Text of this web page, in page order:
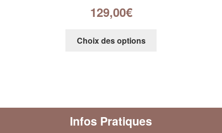
129,00€
Choix des options
Infos Pratiques